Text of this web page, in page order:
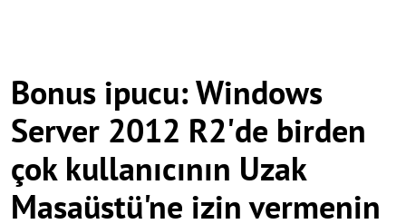
Bonus ipucu: Windows
Server 2012 R2'de birden
çok kullanıcının Uzak
Masaüstü'ne izin vermenin